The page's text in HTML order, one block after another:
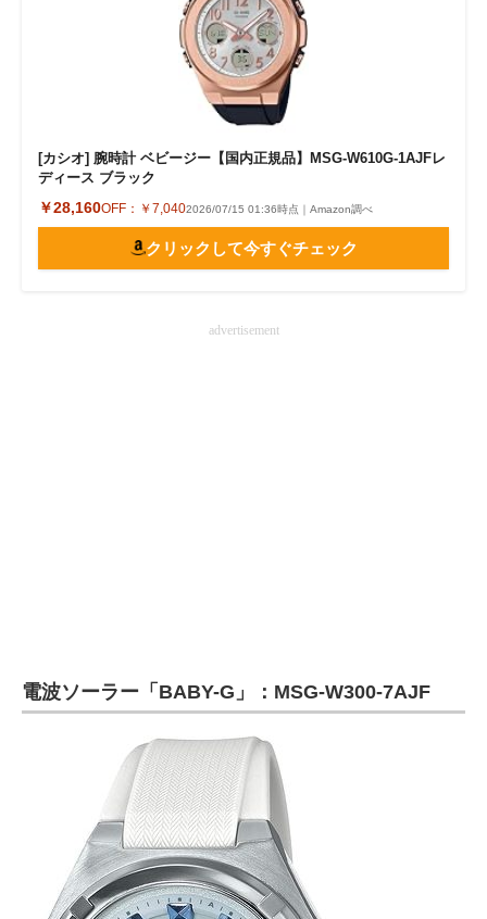
[カシオ] 腕時計 ベビージー【国内正規品】MSG-W610G-1AJFレ
ディース ブラック
￥28,160OFF： ￥7,0402026/07/15 01:36時点｜Amazon調べ
クリックして今すぐチェック
advertisement
電波ソーラー「BABY-G」：MSG-W300-7AJF